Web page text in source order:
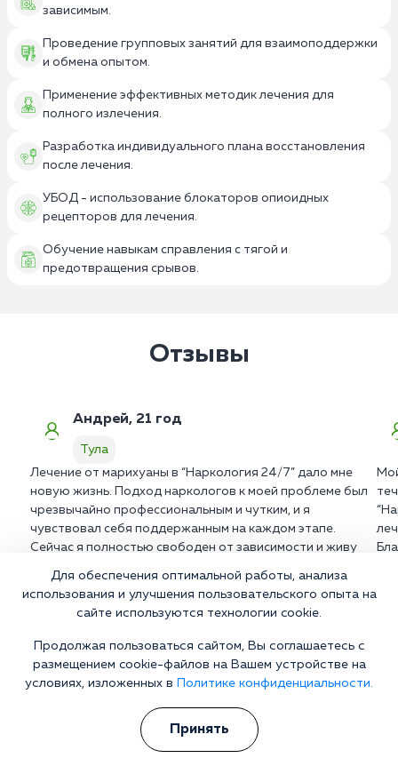
зависимым.
Проведение групповых занятий для взаимоподдержки
и обмена опытом.
Применение эффективных методик лечения для
полного излечения.
Разработка индивидуального плана восстановления
после лечения.
УБОД - использование блокаторов опиоидных
рецепторов для лечения.
Обучение навыкам справления с тягой и
предотвращения срывов.
Отзывы
Андрей, 21 год
Тула
Лечение от марихуаны в “Наркология 24/7” дало мне
новую жизнь. Подход наркологов к моей проблеме был
чрезвычайно профессиональным и чутким, и я
чувствовал себя поддержанным на каждом этапе.
Сейчас я полностью свободен от зависимости и живу
Больной не хочет лечиться?
Берем все на себя! Убеждаем на лечение без физического и
Телефон
Для обеспечения оптимальной работы, анализа
использования и улучшения пользовательского опыта на
сайте используются технологии cookie.
Продолжая пользоваться сайтом, Вы соглашаетесь с
размещением cookie-файлов на Вашем устройстве на
условиях, изложенных в
Политике конфиденциальности.
Принять